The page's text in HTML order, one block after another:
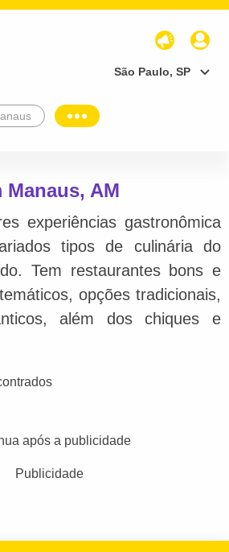
São Paulo, SP
Manaus, AM
experiências gastronômica
tipos de culinária do
Tem restaurantes bons e
opções tradicionais,
além dos chiques e
após a publicidade
Publicidade